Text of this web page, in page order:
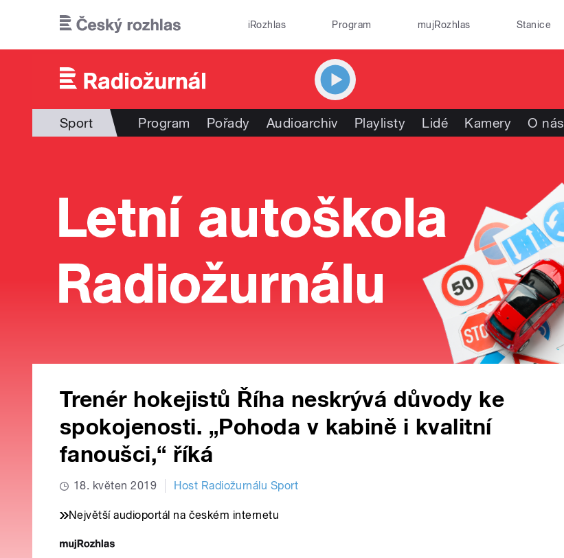
iRozhlas Program mujRozhlas Stanice
Sport Program Pořady Audioarchiv Playlisty Lidé Kamery O nás
Trenér hokejistů Říha neskrývá důvody ke
spokojenosti. „Pohoda v kabině i kvalitní
fanoušci,“ říká
18. květen 2019 Host Radiožurnálu Sport
Největší audioportál na českém internetu